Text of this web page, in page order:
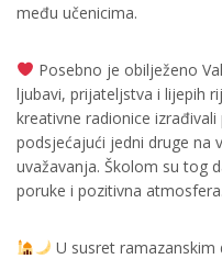
među učenicima.
Posebno je obilježeno
ljubavi, prijateljstva i lijepih
kreativne radionice
podsjećajući jedni druge na
uvažavanja. Školom su tog
poruke i pozitivna atmosfera.
U susret ramazanskim